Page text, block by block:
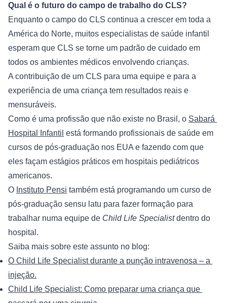
Qual é o futuro do campo de trabalho do CLS?
Enquanto o campo do CLS continua a crescer em toda a
América do Norte, muitos especialistas de saúde infantil
esperam que CLS se torne um padrão de cuidado em
todos os ambientes médicos envolvendo crianças.
A contribuição de um CLS para uma equipe e para a
experiência de uma criança tem resultados reais e
mensuráveis.
Como é uma profissão que não existe no Brasil, o Sabará
Hospital Infantil está formando profissionais de saúde em
cursos de pós-graduação nos EUA e fazendo com que
eles façam estágios práticos em hospitais pediátricos
americanos.
O Instituto Pensi também está programando um curso de
pós-graduação sensu latu para fazer formação para
trabalhar numa equipe de Child Life Specialist dentro do
hospital.
Saiba mais sobre este assunto no blog:
O Child Life Specialist durante a punção intravenosa – a
injeção.
Child Life Specialist: Como preparar uma criança que